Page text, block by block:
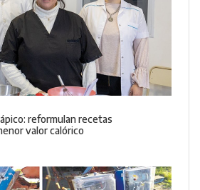
reformulan recetas
valor calórico